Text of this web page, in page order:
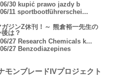
06/30 kupić prawo jazdy b
06/11 sportbootführerschei...
ガジンZ休刊！～ 熊倉裕一先生の
は？
06/27 Research Chemicals k...
06/27 Benzodiazepines
モンブレードIVプロジェクト